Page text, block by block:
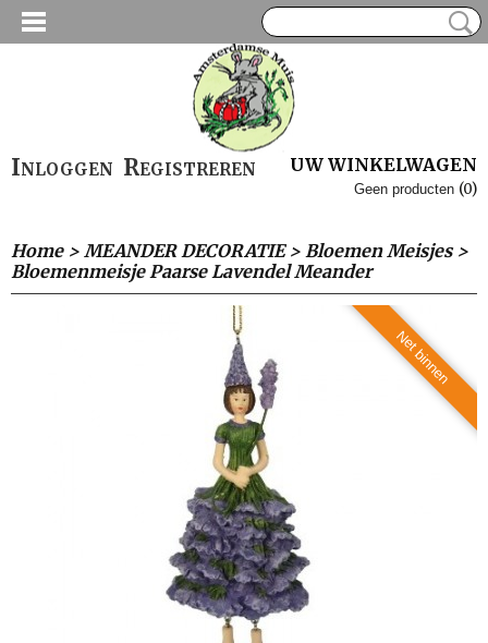
Inloggen Registreren UW WINKELWAGEN
Geen producten (0)
Home> MEANDER DECORATIE> Bloemen Meisjes>
Bloemenmeisje Paarse Lavendel Meander
Net binnen